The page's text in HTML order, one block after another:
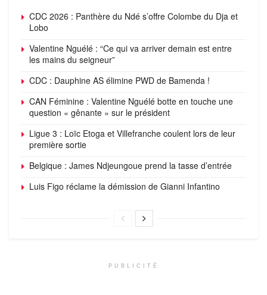
CDC 2026 : Panthère du Ndé s’offre Colombe du Dja et
Lobo
Valentine Nguélé : “Ce qui va arriver demain est entre
les mains du seigneur”
CDC : Dauphine AS élimine PWD de Bamenda !
CAN Féminine : Valentine Nguélé botte en touche une
question « gênante » sur le président
Ligue 3 : Loïc Etoga et Villefranche coulent lors de leur
première sortie
Belgique : James Ndjeungoue prend la tasse d’entrée
Luis Figo réclame la démission de Gianni Infantino
PUBLICITÉ